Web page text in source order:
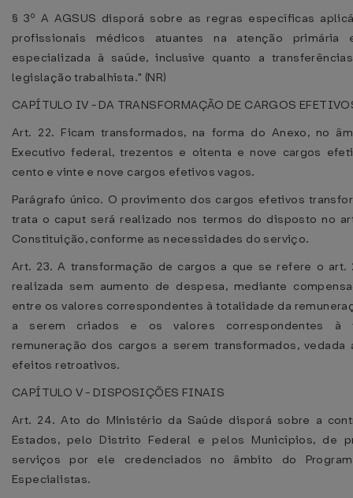
§ 3º A AGSUS disporá sobre as regras específicas
profissionais médicos atuantes na atenção primária
especializada à saúde, inclusive quanto a
legislação trabalhista." (NR)
CAPÍTULO IV - DA TRANSFORMAÇÃO DE CARGOS
Art. 22. Ficam transformados, na forma do Anexo, no
Executivo federal, trezentos e oitenta e nove cargos
cento e vinte e nove cargos efetivos vagos.
Parágrafo único. O provimento dos cargos efetivos
trata o caput será realizado nos termos do disposto no
Constituição, conforme as necessidades do serviço.
Art. 23. A transformação de cargos a que se refere o art.
realizada sem aumento de despesa, mediante
entre os valores correspondentes à totalidade da
a serem criados e os valores correspondentes à
remuneração dos cargos a serem transformados, vedada
efeitos retroativos.
CAPÍTULO V - DISPOSIÇÕES FINAIS
Art. 24. Ato do Ministério da Saúde disporá sobre a
Estados, pelo Distrito Federal e pelos Municípios, de
serviços por ele credenciados no âmbito do
Especialistas.